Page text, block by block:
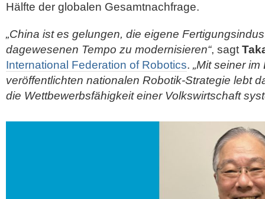
Hälfte der globalen Gesamtnachfrage.
„China ist es gelungen, die eigene
dagewesenen Tempo zu modernisieren“, sagt
International Federation of Robotics. „Mit seiner
veröffentlichten nationalen Robotik-Strategie lebt
die Wettbewerbsfähigkeit einer Volkswirtschaft